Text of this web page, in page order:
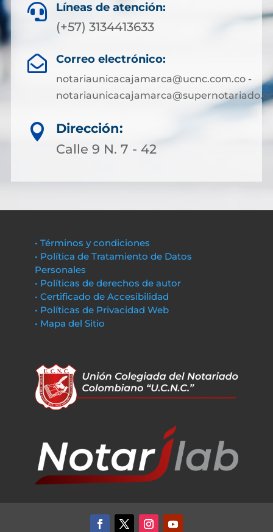
 Líneas de atención:
(+57) 3134413633
 Correo electrónico:
notariaunicacajamarca@ucnc.com.co -

Dirección:
Calle 9 N. 7 - 42
• Términos y condiciones
• Política de Tratamiento de Datos
Personales
• Políticas de derechos de autor
• Certificado de Accesibilidad
• Políticas de Privacidad Web
• Mapa del Sitio